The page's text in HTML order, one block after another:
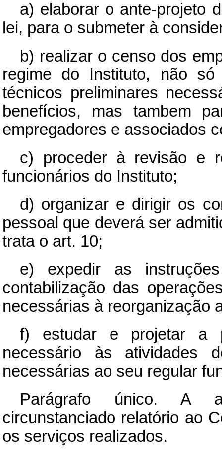
a) elaborar o ante-projeto
lei, para o submeter à
b) realizar o censo dos
regime do Instituto, não
técnicos preliminares
benefícios, mas tambem
empregadores e associados
c) proceder à revisão e
funcionários do Instituto;
d) organizar e dirigir os
pessoal que deverá ser
trata o art. 10;
e) expedir as
contabilização das
necessárias à reorganização
f) estudar e projetar a
necessário às atividades
necessárias ao seu regular
Parágrafo único. A
circunstanciado relatório ao
os serviços realizados.